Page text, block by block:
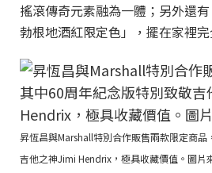
搖滾傳奇元素融為一體；另外還
勃根地酒紅限定色」，擺在家裡
昇恆昌與Marshall特別合作販售兩款限定商
吉他之神Jimi Hendrix，極具收藏價值。圖片